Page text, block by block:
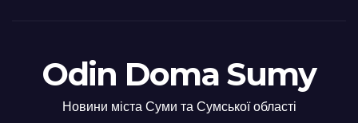
Odin Doma Sumy
Новини міста Суми та Сумської області